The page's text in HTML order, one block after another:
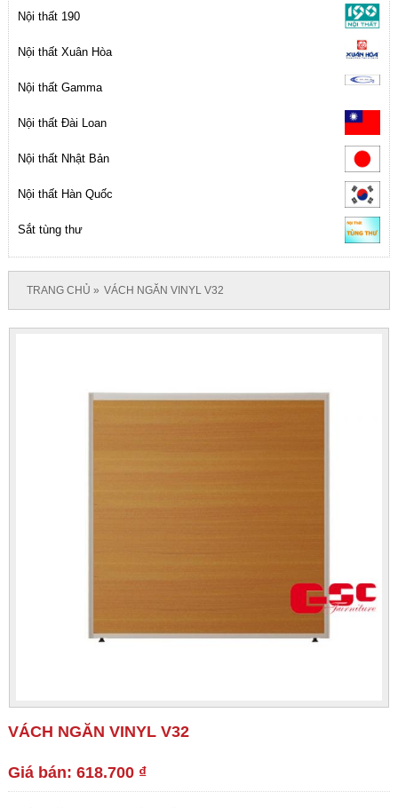
Nội thất 190
Nội thất Xuân Hòa
Nội thất Gamma
Nội thất Đài Loan
Nội thất Nhật Bản
Nội thất Hàn Quốc
Sắt tùng thư
TRANG CHỦ VÁCH NGĂN VINYL V32
VÁCH NGĂN VINYL V32
Giá bán: 618.700 ₫